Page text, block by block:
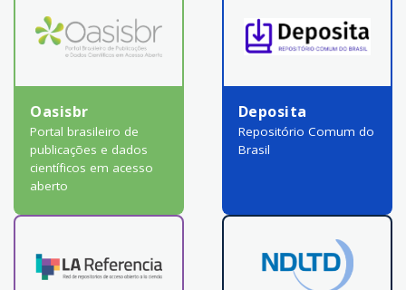
Oasisbr
Portal brasileiro de
publicações e dados
científicos em acesso
aberto
Deposita
Repositório Comum do
Brasil